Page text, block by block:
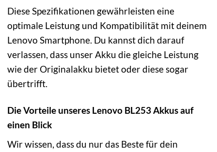
Diese Spezifikationen gewährleisten eine
optimale Leistung und Kompatibilität mit deinem
Lenovo Smartphone. Du kannst dich darauf
verlassen, dass unser Akku die gleiche Leistung
wie der Originalakku bietet oder diese sogar
übertrifft.
Die Vorteile unseres Lenovo BL253 Akkus auf
einen Blick
Wir wissen, dass du nur das Beste für dein